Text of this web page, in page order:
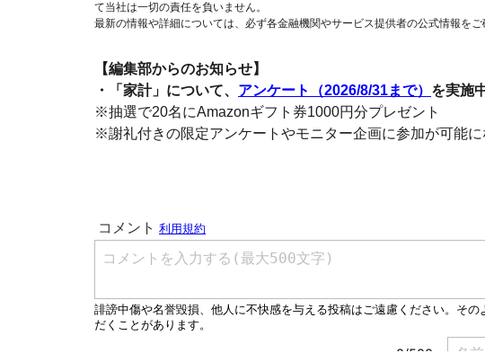
て当社は一切の責任を負いません。
最新の情報や詳細については、必ず各金融機関やサービス提供者の公式情報をご
【編集部からのお知らせ】
・「家計」について、 アンケート（2026/8/31まで） を実施
※抽選で20名にAmazonギフト券1000円分プレゼント
※謝礼付きの限定アンケートやモニター企画に参加が可能に